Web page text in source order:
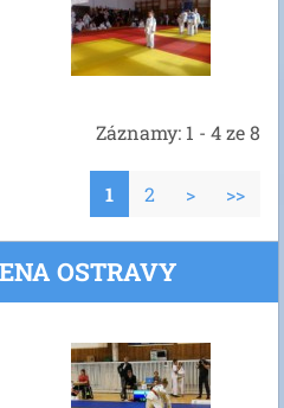
Záznamy: 1 - 4 ze 8
1 2 > >>
OSTRAVY